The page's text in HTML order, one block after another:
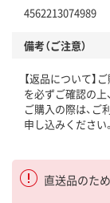
4562213074989
備考（ご注意）
【返品について】
を必ずご確認の上
ご購入の際は、ご
申し込みください。
直送品のた